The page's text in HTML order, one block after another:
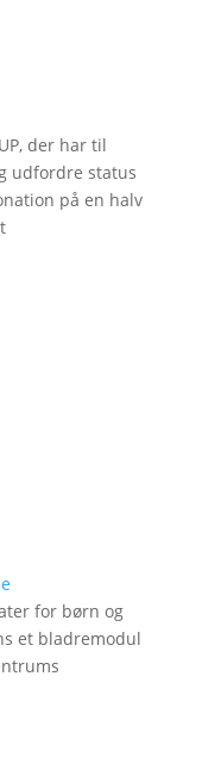
der har til
udfordre status
på en halv
for børn og
et bladremodul